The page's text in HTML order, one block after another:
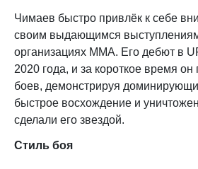
Чимаев быстро привлёк к себе
своим выдающимся
организациях ММА. Его дебют в
2020 года, и за короткое время он
боев, демонстрируя
быстрое восхождение и
сделали его звездой.
Стиль боя